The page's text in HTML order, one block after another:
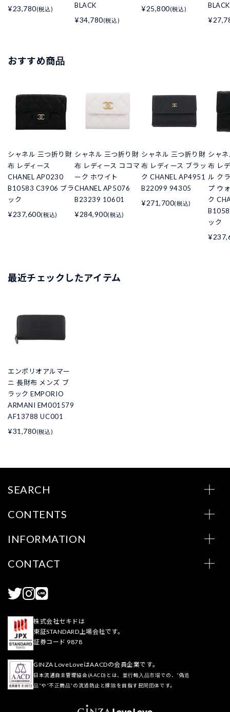
¥23,780(税込)
BLACK
¥34,780(税込)
¥25,800(税込)
BLACK
おすすめ商品
シャネル 三つ折り財
布 レディース
CHANEL AP0230
B10583 C3906 ブラ
ック
¥237,600(税込)
シャネル 三つ折り財
布 レディース ココマ
ーク ホワイト
CHANEL AP5076
B23239 10601
¥284,900(税込)
シャネル 三つ折り財
布 レディース ブラッ
ク CHANEL AP4951
B22099 94305
¥271,700(税込)
シャ
布 レ
ル ク
プ ウ
ク
ック
最近チェックしたアイテム
エンポリオアルマー
ニ 長財布 メンズ ブ
ラック EMPORIO
ARMANI EM001579
AF13788 UC001
¥31,780(税込)
SEARCH
CONTENTS
INFORMATION
CONTACT
株式会社セキドは
東証STANDARD上場会社です。
証券コード 9878
GINZA LoveLoveはAACDの会員企業です。
日本流通自主管理協会(AACD)とは、並行輸入品市場での、“偽造
品”や“不正商品”の流通防止と排除を目指す民間団体です。